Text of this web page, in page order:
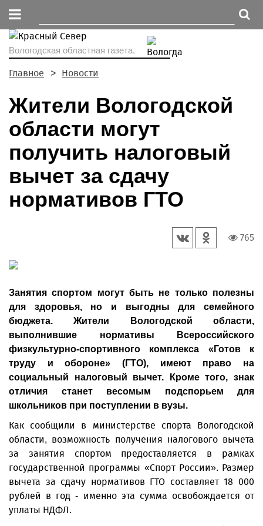
Вологодская областная газета.
Главное Новости
Жители Вологодской
области могут
получить налоговый
вычет за сдачу
нормативов ГТО
765
Занятия спортом могут быть не только полезны
для здоровья, но и выгодны для семейного
бюджета. Жители Вологодской области,
выполнившие нормативы Всероссийского
физкультурно-спортивного комплекса «Готов к
труду и обороне» (ГТО), имеют право на
социальный налоговый вычет. Кроме того, знак
отличия станет весомым подспорьем для
школьников при поступлении в вузы.
Как сообщили в министерстве спорта Вологодской
области, возможность получения налогового вычета
за занятия спортом предоставляется в рамках
государственной программы «Спорт России». Размер
вычета за сдачу нормативов ГТО составляет 18 000
рублей в год - именно эта сумма освобождается от
уплаты НДФЛ.